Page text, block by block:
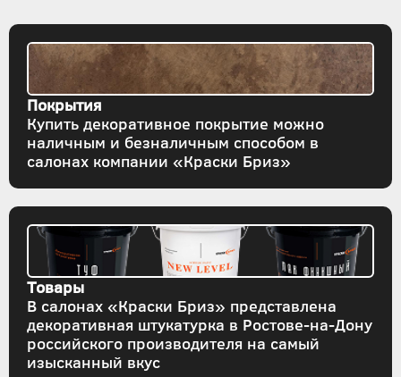
Покрытия
Купить декоративное покрытие можно
наличным и безналичным способом в
салонах компании «Краски Бриз»
Товары
В салонах «Краски Бриз» представлена
декоративная штукатурка в Ростове-на-Дону
российского производителя на самый
изысканный вкус